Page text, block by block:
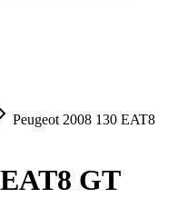
Peugeot 2008 130 EAT8
GT